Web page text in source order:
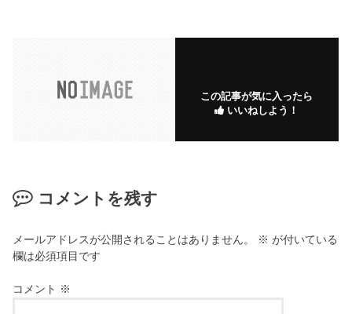
この記事が気に入ったら
いいねしよう！
コメントを残す
メールアドレスが公開されることはありません。 ※ が付いている
欄は必須項目です
コメント ※